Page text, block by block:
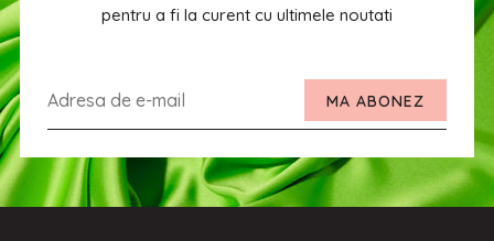
pentru a fi la curent cu ultimele noutati
MA ABONEZ